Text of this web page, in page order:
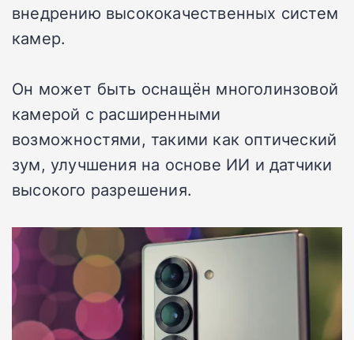
внедрению высококачественных систем
камер.
Он может быть оснащён многолинзовой
камерой с расширенными
возможностями, такими как оптический
зум, улучшения на основе ИИ и датчики
высокого разрешения.